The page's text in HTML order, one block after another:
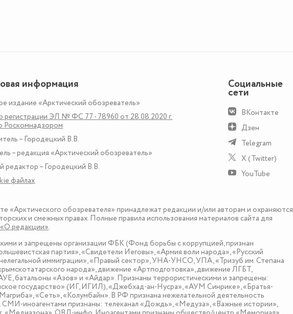
информация
издание «Арктический обозреватель»
регистрации ЭЛ № ФС 77 - 78960 от 28.08.2020 г.
Роскомнадзором
– Городецкий В.В.
– редакция «Арктический обозреватель»
редактор – Городецкий В.В.
файлах
Социальные
сети
ВКонтакте
Дзен
Telegram
X (Twitter)
YouTube
«Арктического обозревателя» принадлежат редакции и/или авторам и охраняются
и смежных правах. Полные правила использования материалов сайта для
«О редакции».
и запрещены организации ФБК (Фонд борьбы с коррупцией, признан
партия», «Свидетели Иеговы», «Армия воли народа», «Русский
иммиграции», «Правый сектор», УНА-УНСО, УПА, «Тризуб им. Степана
народа», движение «Артподготовка», движение ЛГБТ,
батальоны «Азов» и «Айдар». Признаны террористическими и запрещены:
государство» (ИГ, ИГИЛ), «Джебхад-ан-Нусра», «АУМ Синрике», «Братья-
«Сеть», «Колумбайн». В РФ признана нежелательной деятельность
иноагентами признаны: телеканал «Дождь», «Медуза», «Важные истории»,